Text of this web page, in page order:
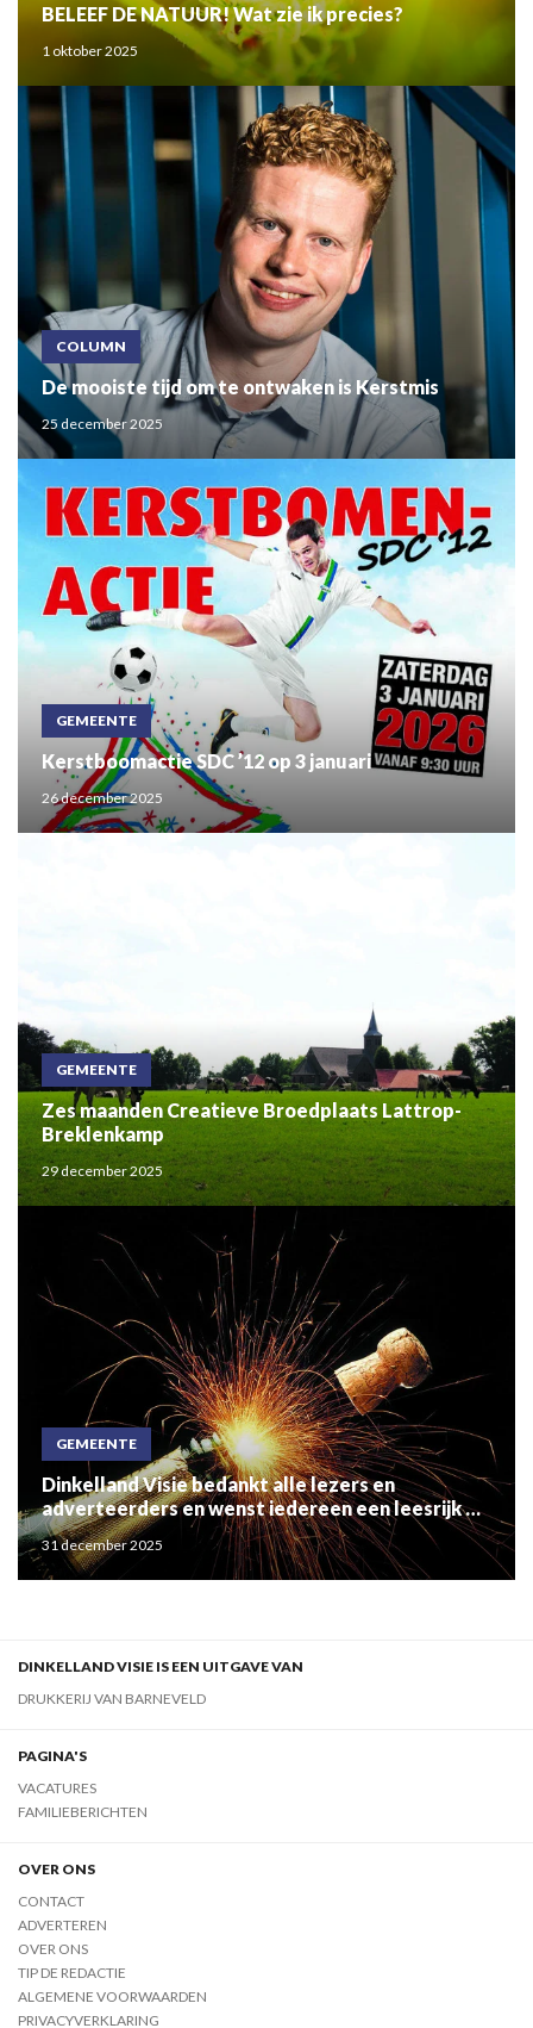
BELEEF DE NATUUR! Wat zie ik precies?
1 oktober 2025
COLUMN
De mooiste tijd om te ontwaken is Kerstmis
25 december 2025
GEMEENTE
Kerstboomactie SDC ’12 op 3 januari
26 december 2025
GEMEENTE
Zes maanden Creatieve Broedplaats Lattrop-
Breklenkamp
29 december 2025
GEMEENTE
Dinkelland Visie bedankt alle lezers en
adverteerders en wenst iedereen een leesrijk en
gezond 2026!
31 december 2025
DINKELLAND VISIE IS EEN UITGAVE VAN
DRUKKERIJ VAN BARNEVELD
PAGINA'S
VACATURES
FAMILIEBERICHTEN
OVER ONS
CONTACT
ADVERTEREN
OVER ONS
TIP DE REDACTIE
ALGEMENE VOORWAARDEN
PRIVACYVERKLARING